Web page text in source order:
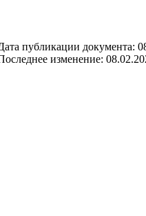
публикации документа:
изменение: